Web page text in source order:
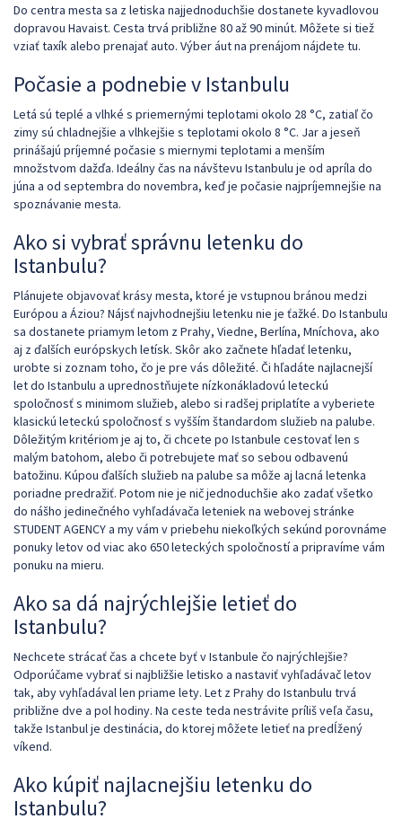
Do centra mesta sa z letiska najjednoduchšie dostanete kyvadlovou
dopravou Havaist. Cesta trvá približne 80 až 90 minút. Môžete si tiež
vziať taxík alebo prenajať auto. Výber áut na prenájom nájdete tu.
Počasie a podnebie v Istanbulu
Letá sú teplé a vlhké s priemernými teplotami okolo 28 °C, zatiaľ čo
zimy sú chladnejšie a vlhkejšie s teplotami okolo 8 °C. Jar a jeseň
prinášajú príjemné počasie s miernymi teplotami a menším
množstvom dažďa. Ideálny čas na návštevu Istanbulu je od apríla do
júna a od septembra do novembra, keď je počasie najpríjemnejšie na
spoznávanie mesta.
Ako si vybrať správnu letenku do
Istanbulu?
Plánujete objavovať krásy mesta, ktoré je vstupnou bránou medzi
Európou a Áziou? Nájsť najvhodnejšiu letenku nie je ťažké. Do Istanbulu
sa dostanete priamym letom z Prahy, Viedne, Berlína, Mníchova, ako
aj z ďalších európskych letísk. Skôr ako začnete hľadať letenku,
urobte si zoznam toho, čo je pre vás dôležité. Či hľadáte najlacnejší
let do Istanbulu a uprednostňujete nízkonákladovú leteckú
spoločnosť s minimom služieb, alebo si radšej priplatíte a vyberiete
klasickú leteckú spoločnosť s vyšším štandardom služieb na palube.
Dôležitým kritériom je aj to, či chcete po Istanbule cestovať len s
malým batohom, alebo či potrebujete mať so sebou odbavenú
batožinu. Kúpou ďalších služieb na palube sa môže aj lacná letenka
poriadne predražiť. Potom nie je nič jednoduchšie ako zadať všetko
do nášho jedinečného vyhľadávača leteniek na webovej stránke
STUDENT AGENCY a my vám v priebehu niekoľkých sekúnd porovnáme
ponuky letov od viac ako 650 leteckých spoločností a pripravíme vám
ponuku na mieru.
Ako sa dá najrýchlejšie letieť do
Istanbulu?
Nechcete strácať čas a chcete byť v Istanbule čo najrýchlejšie?
Odporúčame vybrať si najbližšie letisko a nastaviť vyhľadávač letov
tak, aby vyhľadával len priame lety. Let z Prahy do Istanbulu trvá
približne dve a pol hodiny. Na ceste teda nestrávite príliš veľa času,
takže Istanbul je destinácia, do ktorej môžete letieť na predĺžený
víkend.
Ako kúpiť najlacnejšiu letenku do
Istanbulu?